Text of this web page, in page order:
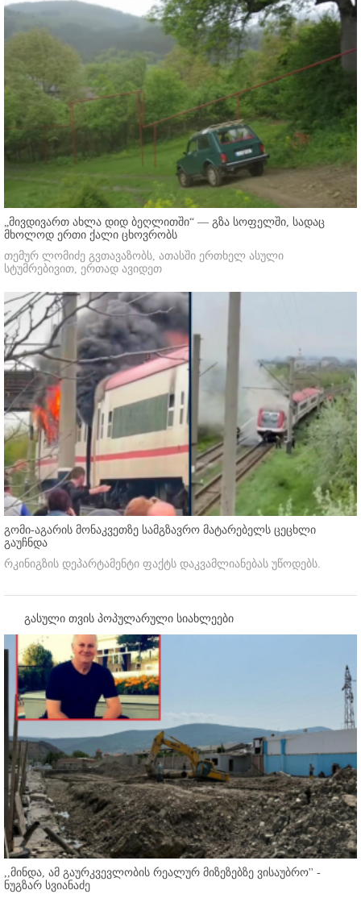
„მივდივართ ახლა დიდ ბეღლითში“ — გზა სოფელში, სადაც
მხოლოდ ერთი ქალი ცხოვრობს
თემურ ლომიძე გვთავაზობს, ათასში ერთხელ ასული
სტუმრებივით, ერთად ავიდეთ
გომი-აგარის მონაკვეთზე სამგზავრო მატარებელს ცეცხლი
გაუჩნდა
რკინიგზის დეპარტამენტი ფაქტს დაკვამლიანებას უწოდებს.
გასული თვის პოპულარული სიახლეები
,,მინდა, ამ გაურკვევლობის რეალურ მიზეზებზე ვისაუბრო'' -
ნუგზარ სვიანაძე